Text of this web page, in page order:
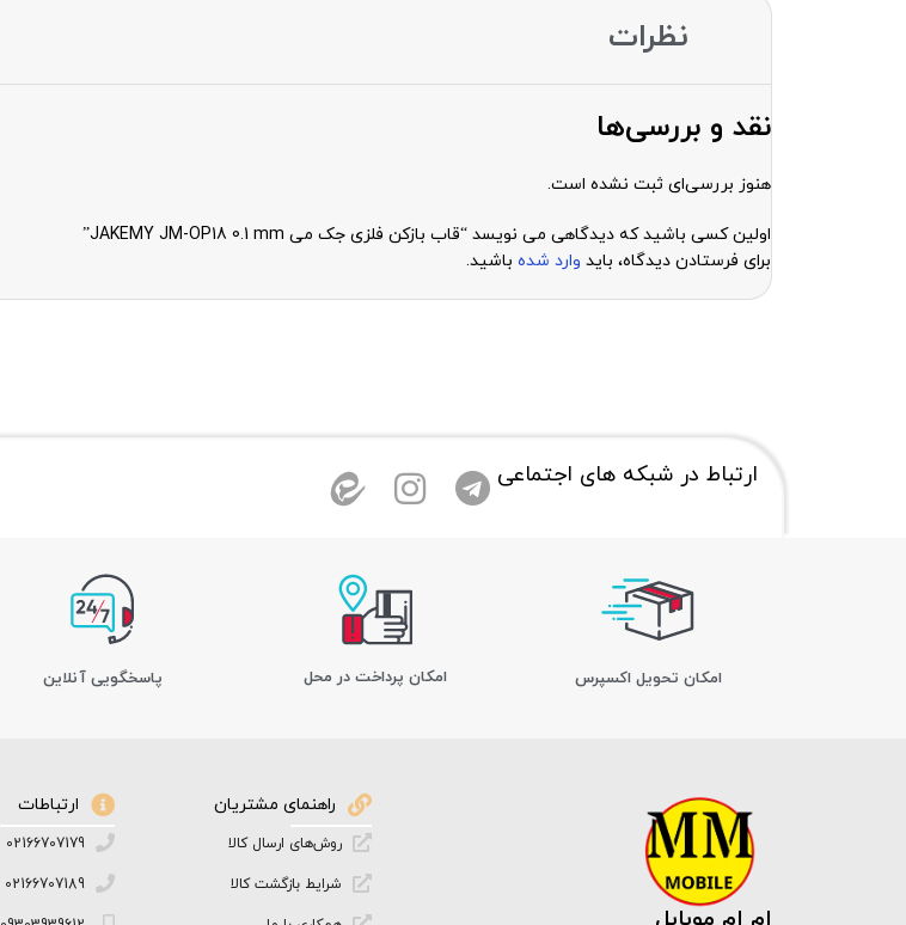
نظرات
نقد و بررسی‌ها
هنوز بررسی‌ای ثبت نشده است.
اولین کسی باشید که دیدگاهی می نویسد “قاب بازکن فلزی جک می JAKEMY JM-OP18 0.1 mm”
برای فرستادن دیدگاه، باید وارد شده باشید.
ارتباط در شبکه های اجتماعی
اﻣﮑﺎن ﺗﺤﻮﯾﻞ اﮐﺴﭙﺮس امکان پرداخت در محل پاسخگویی آنلاین
راهنمای مشتریان
روش‌های ارسال کالا
شرایط بازگشت کالا
ارتباطات
02166707179
02166707189